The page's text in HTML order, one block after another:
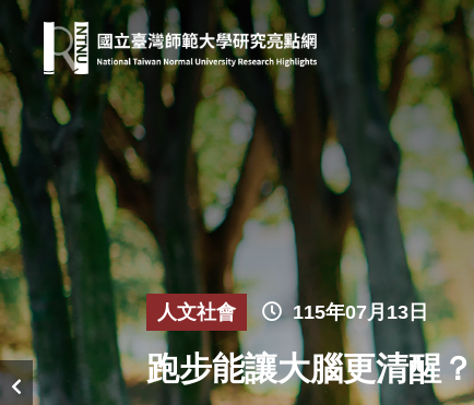
人文社會 115年07月13日
跑步能讓大腦更清醒